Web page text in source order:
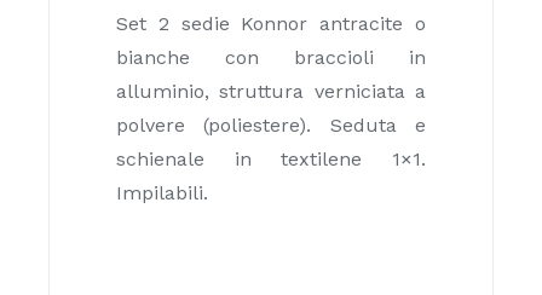
Set 2 sedie Konnor antracite o
bianche con braccioli in
alluminio, struttura verniciata a
polvere (poliestere). Seduta e
schienale in textilene 1×1.
Impilabili.